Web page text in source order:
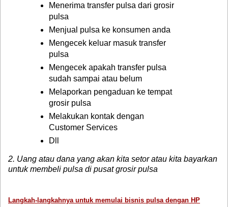
Menerima transfer pulsa dari grosir
pulsa
Menjual pulsa ke konsumen anda
Mengecek keluar masuk transfer
pulsa
Mengecek apakah transfer pulsa
sudah sampai atau belum
Melaporkan pengaduan ke tempat
grosir pulsa
Melakukan kontak dengan
Customer Services
Dll
2. Uang atau dana yang akan kita setor atau kita bayarkan
untuk membeli pulsa di pusat grosir pulsa
Langkah-langkahnya untuk memulai bisnis pulsa dengan HP